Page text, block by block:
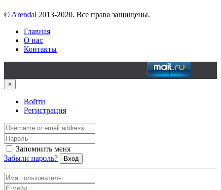
© Arendal 2013-2020. Все права защищены.
Главная
О нас
Контакты
×
Войти
Регистрация
Запомнить меня
Забыли пароль?
Вход